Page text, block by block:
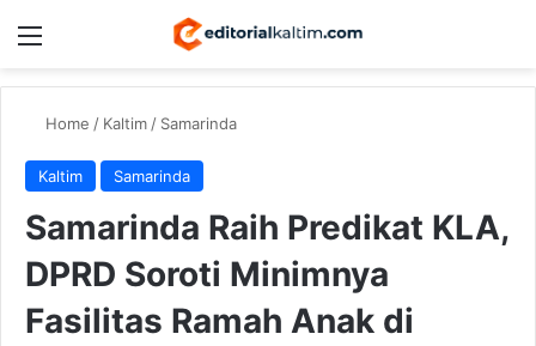
Menu
Home / Kaltim/ Samarinda
Kaltim Samarinda
Samarinda Raih Predikat KLA,
DPRD Soroti Minimnya
Fasilitas Ramah Anak di